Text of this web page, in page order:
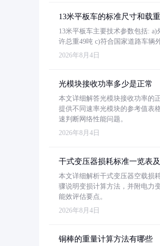
13米平板车的标准尺寸和载
13米平板车主要技术参数包括:
许总重49吨 c)符合国家道路车辆
2026年8月4日
光模块接收功率多少是正常
本文详细解答光模块接收功率的
提供不同速率光模块的参考值表
速判断网络性能问题。
2026年8月4日
干式变压器损耗标准一览表
本文详细解析干式变压器空载损
骤说明变损计算方法，并附电力
能效评估要点。
2026年8月4日
铜棒的重量计算方法有哪些